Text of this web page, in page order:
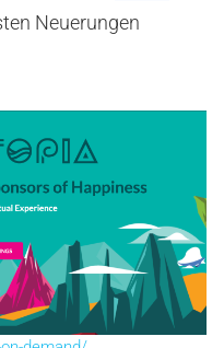
Neuerungen